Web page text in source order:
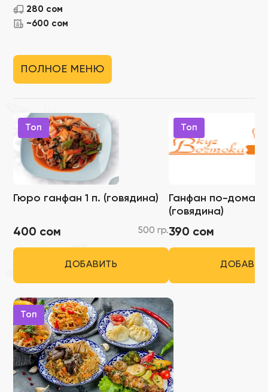
280 сом
~600 сом
ПОЛНОЕ МЕНЮ
Топ
Гюро ганфан 1 п. (говядина)
400 сом 500 гр.
ДОБАВИТЬ
Топ
Ганфан по-
(говядина)
390 сом
Топ